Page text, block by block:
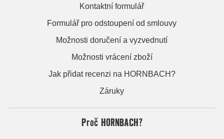
Kontaktní formulář
Formulář pro odstoupení od smlouvy
Možnosti doručení a vyzvednutí
Možnosti vrácení zboží
Jak přidat recenzi na HORNBACH?
Záruky
Proč HORNBACH?